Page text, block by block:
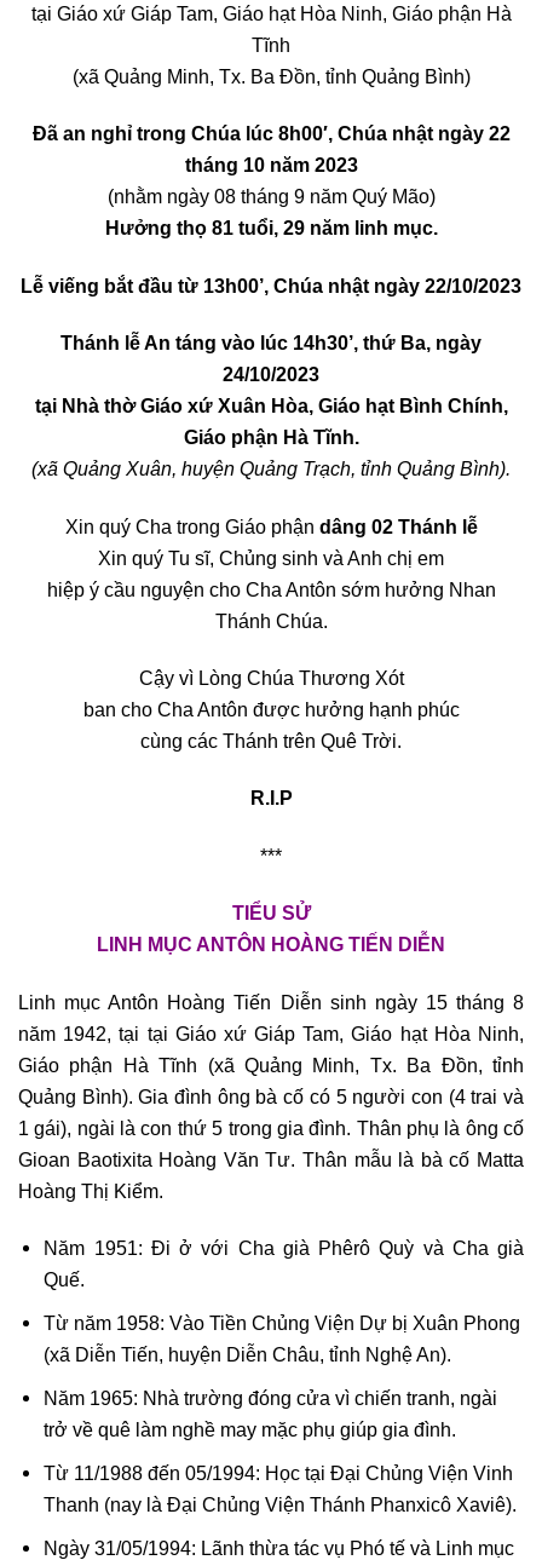
tại Giáo xứ Giáp Tam, Giáo hạt Hòa Ninh, Giáo phận Hà
Tĩnh
(xã Quảng Minh, Tx. Ba Đồn, tỉnh Quảng Bình)
Đã an nghỉ trong Chúa lúc 8h00′, Chúa nhật ngày 22
tháng 10 năm 2023
(nhằm ngày 08 tháng 9 năm Quý Mão)
Hưởng thọ 81 tuổi, 29 năm linh mục.
Lễ viếng bắt đầu từ 13h00’, Chúa nhật ngày 22/10/2023
Thánh lễ An táng vào lúc 14h30’, thứ Ba, ngày
24/10/2023
tại Nhà thờ Giáo xứ Xuân Hòa, Giáo hạt Bình Chính,
Giáo phận Hà Tĩnh.
(xã Quảng Xuân, huyện Quảng Trạch, tỉnh Quảng Bình).
Xin quý Cha trong Giáo phận dâng 02 Thánh lễ
Xin quý Tu sĩ, Chủng sinh và Anh chị em
hiệp ý cầu nguyện cho Cha Antôn sớm hưởng Nhan
Thánh Chúa.
Cậy vì Lòng Chúa Thương Xót
ban cho Cha Antôn được hưởng hạnh phúc
cùng các Thánh trên Quê Trời.
R.I.P
***
TIỂU SỬ
LINH MỤC ANTÔN HOÀNG TIẾN DIỄN
Linh mục Antôn Hoàng Tiến Diễn sinh ngày 15 tháng 8
năm 1942, tại tại Giáo xứ Giáp Tam, Giáo hạt Hòa Ninh,
Giáo phận Hà Tĩnh (xã Quảng Minh, Tx. Ba Đồn, tỉnh
Quảng Bình). Gia đình ông bà cố có 5 người con (4 trai và
1 gái), ngài là con thứ 5 trong gia đình. Thân phụ là ông cố
Gioan Baotixita Hoàng Văn Tư. Thân mẫu là bà cố Matta
Hoàng Thị Kiểm.
Năm 1951: Đi ở với Cha già Phêrô Quỳ và Cha già
Quế.
Từ năm 1958: Vào Tiền Chủng Viện Dự bị Xuân Phong
(xã Diễn Tiến, huyện Diễn Châu, tỉnh Nghệ An).
Năm 1965: Nhà trường đóng cửa vì chiến tranh, ngài
trở về quê làm nghề may mặc phụ giúp gia đình.
Từ 11/1988 đến 05/1994: Học tại Đại Chủng Viện Vinh
Thanh (nay là Đại Chủng Viện Thánh Phanxicô Xaviê).
Ngày 31/05/1994: Lãnh thừa tác vụ Phó tế và Linh mục